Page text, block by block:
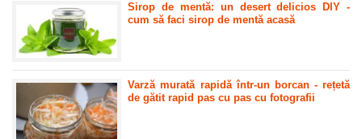
Sirop de mentă: un desert delicios DIY -
cum să faci sirop de mentă acasă
Varză murată rapidă într-un borcan - rețetă
de gătit rapid pas cu pas cu fotografii